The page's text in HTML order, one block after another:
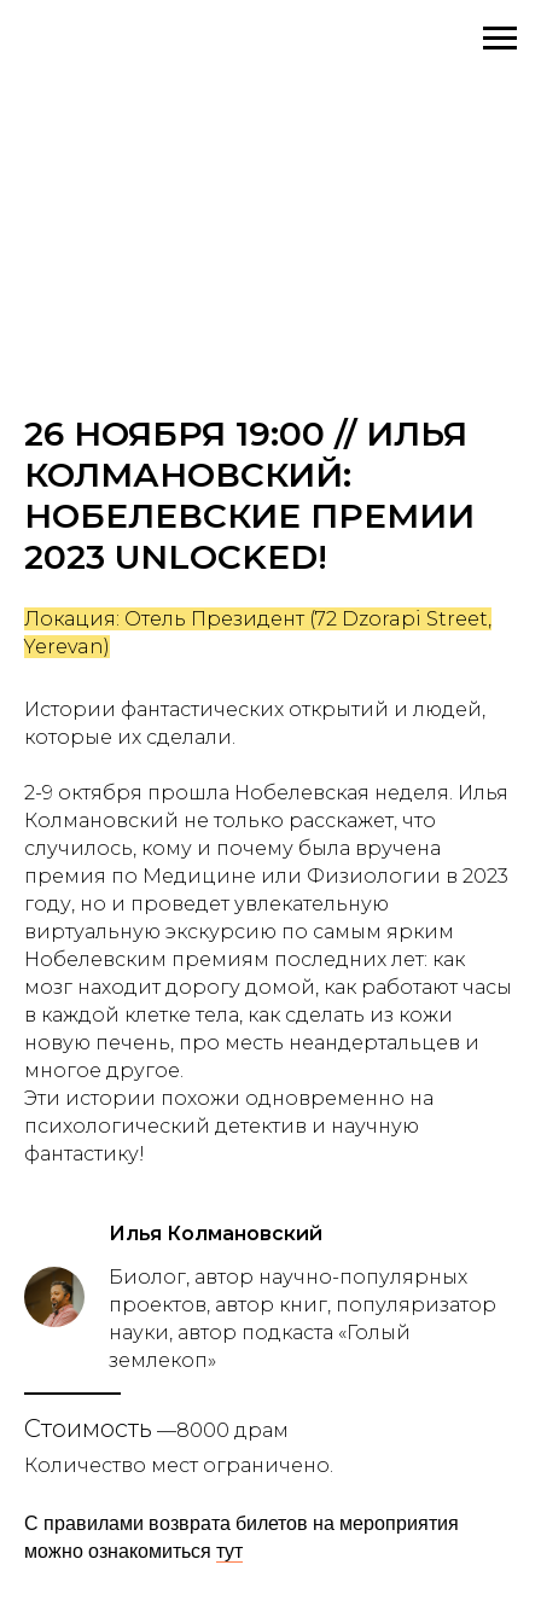
26 НОЯБРЯ 19:00 // ИЛЬЯ
КОЛМАНОВСКИЙ:
НОБЕЛЕВСКИЕ ПРЕМИИ
2023 UNLOCKED!
Локация: Отель Президент (72 Dzorapi Street,
Yerevan)
Истории фантастических открытий и людей,
которые их сделали.
2-9 октября прошла Нобелевская неделя. Илья
Колмановский не только расскажет, что
случилось, кому и почему была вручена
премия по Медицине или Физиологии в 2023
году, но и проведет увлекательную
виртуальную экскурсию по самым ярким
Нобелевским премиям последних лет: как
мозг находит дорогу домой, как работают часы
в каждой клетке тела, как сделать из кожи
новую печень, про месть неандертальцев и
многое другое.
Эти истории похожи одновременно на
психологический детектив и научную
фантастику!
Илья Колмановский
Биолог, автор научно-популярных
проектов, автор книг, популяризатор
науки, автор подкаста «Голый
землекоп»
Стоимость —8000 драм
Количество мест ограничено.
С правилами возврата билетов на мероприятия
можно ознакомиться тут